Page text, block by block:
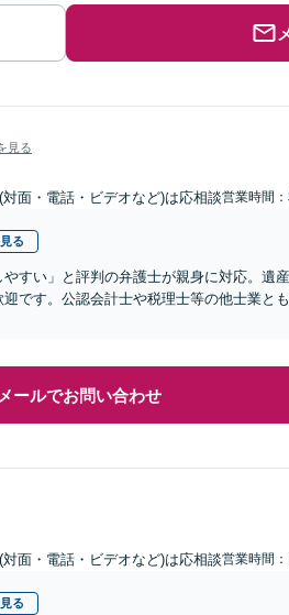
見る
面・電話・ビデオなど)は応相談営業時間
る
やすい」と評判の弁護士が親身に対応。遺
です。公認会計士や税理士等の他士業と
メールでお問い合わせ
面・電話・ビデオなど)は応相談営業時間
る